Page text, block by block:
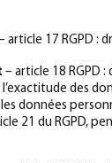
article 17 RGPD :
– article 18 RGPD
des
données
21 du RGPD,